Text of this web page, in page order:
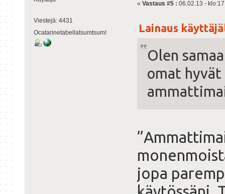
Viestejä: 4431
Ocatarinetabellatsumtsum!
« Vastaus #5 : 06.02.13 -
Lainaus
Olen
omat hyvät
jopa